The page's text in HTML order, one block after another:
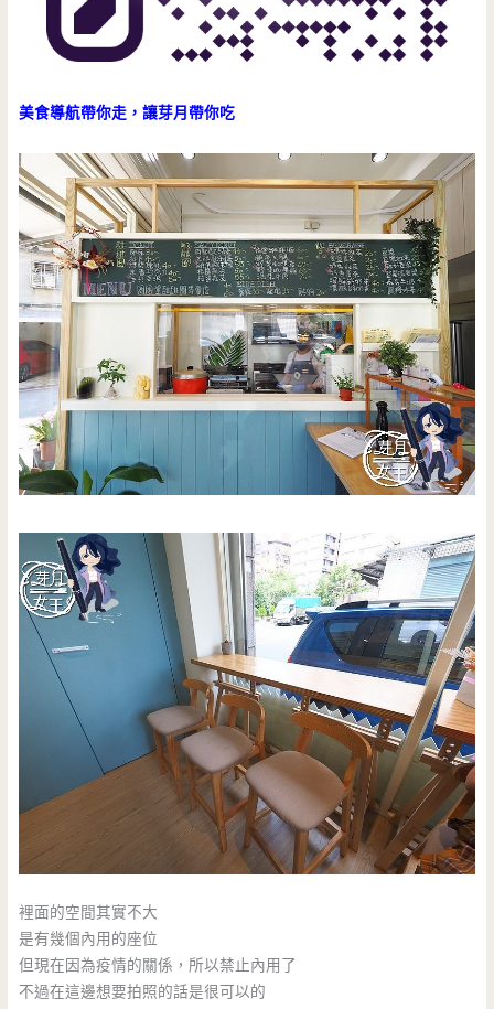
美食導航帶你走，讓芽月帶你吃
裡面的空間其實不大
是有幾個內用的座位
但現在因為疫情的關係，所以禁止內用了
不過在這邊想要拍照的話是很可以的